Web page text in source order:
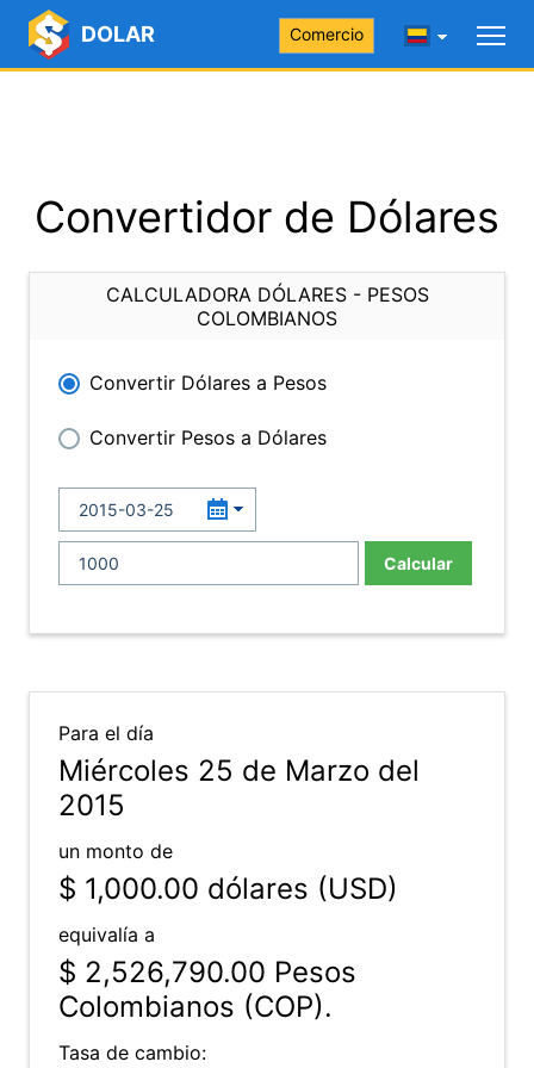
DOLAR Comercio
Convertidor de Dólares
CALCULADORA DÓLARES - PESOS
COLOMBIANOS
Convertir Dólares a Pesos
Convertir Pesos a Dólares
Calcular
Para el día
Miércoles 25 de Marzo del
2015
un monto de
$ 1,000.00 dólares (USD)
equivalía a
$ 2,526,790.00 Pesos
Colombianos (COP).
Tasa de cambio: